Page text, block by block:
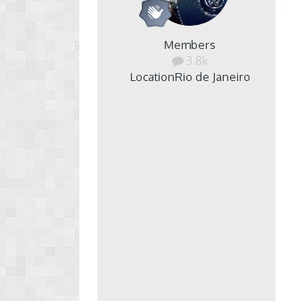
Members
3.8k
LocationRio de Janeiro